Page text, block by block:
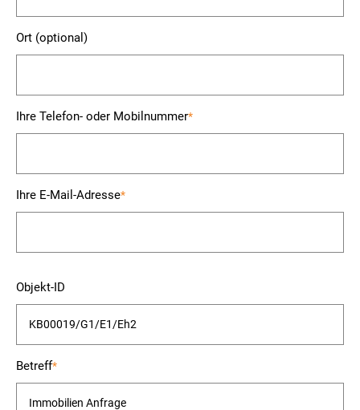
Ort (optional)
Ihre Telefon- oder Mobilnummer*
Ihre E-Mail-Adresse*
lasse
dieses
Feld
leer.
Objekt-ID
Betreff*